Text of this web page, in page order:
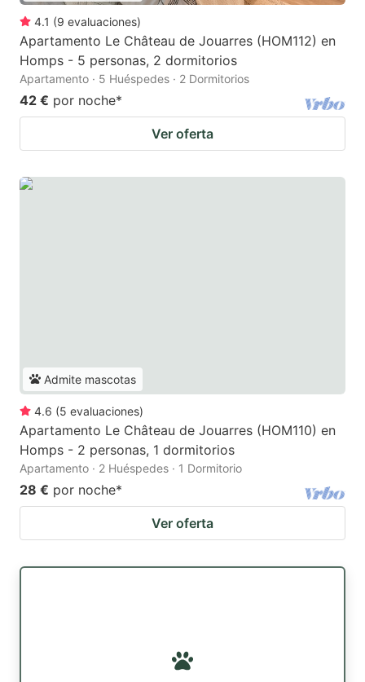
4.1 (9 evaluaciones)
Apartamento Le Château de Jouarres (HOM112) en
Homps - 5 personas, 2 dormitorios
Apartamento · 5 Huéspedes · 2 Dormitorios
42 € por noche*
Ver oferta
Admite mascotas
4.6 (5 evaluaciones)
Apartamento Le Château de Jouarres (HOM110) en
Homps - 2 personas, 1 dormitorios
Apartamento · 2 Huéspedes · 1 Dormitorio
28 € por noche*
Ver oferta